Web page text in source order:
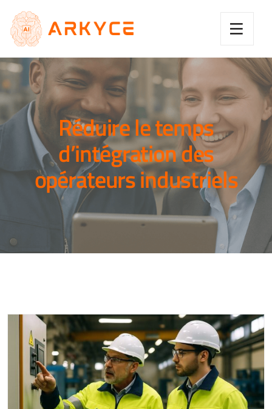
Réduire le temps
d’intégration des
opérateurs industriels